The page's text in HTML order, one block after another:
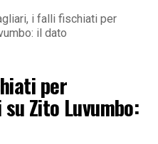
i falli fischiati per
il dato
per
Zito Luvumbo: